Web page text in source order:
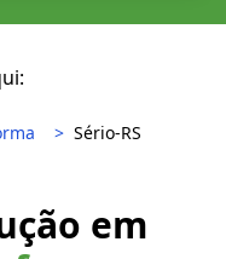
Sério-RS
em